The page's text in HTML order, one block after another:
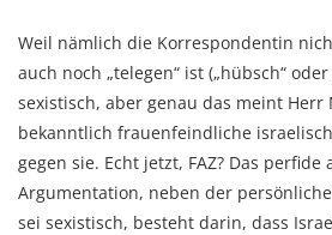
Weil nämlich die Korrespondentin
auch noch „telegen“ ist („hübsch“
sexistisch, aber genau das meint Herr
bekanntlich frauenfeindliche
gegen sie. Echt jetzt, FAZ? Das perfide
Argumentation, neben der
sei sexistisch, besteht darin, dass